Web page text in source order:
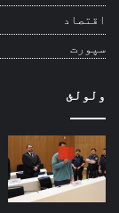
اقتصاد
سپورت
ولولئ